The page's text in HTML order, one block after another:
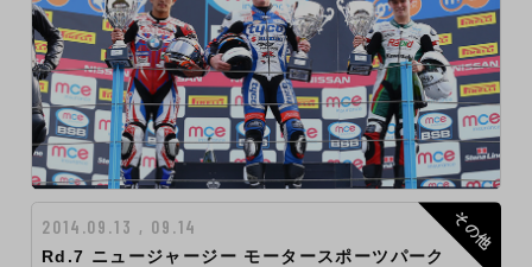
2014.09.13 , 09.14
Rd.7 ニュージャージー モータースポーツパーク
その他